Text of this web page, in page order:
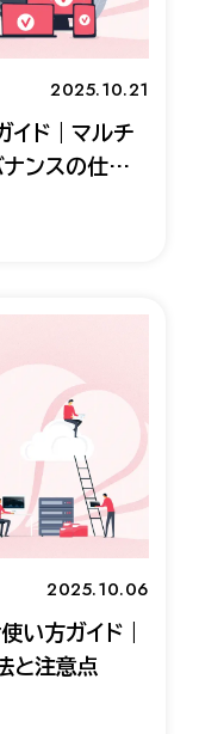
2025.10.21
ド｜マルチ
ナンスの仕組
2025.10.06
方ガイド｜
と注意点